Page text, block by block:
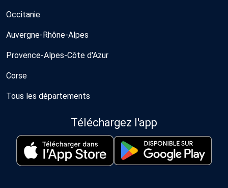
Occitanie
Auvergne-Rhône-Alpes
Provence-Alpes-Côte d'Azur
Corse
Tous les départements
Téléchargez l'app